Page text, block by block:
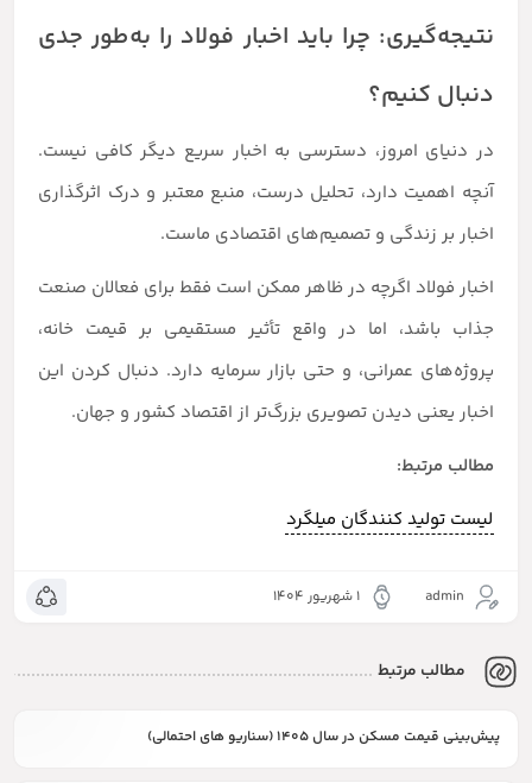
نتیجه‌گیری: چرا باید اخبار فولاد را به‌طور جدی
دنبال کنیم؟
در دنیای امروز، دسترسی به اخبار سریع دیگر کافی نیست.
آنچه اهمیت دارد، تحلیل درست، منبع معتبر و درک اثرگذاری
اخبار بر زندگی و تصمیم‌های اقتصادی ماست.
اخبار فولاد اگرچه در ظاهر ممکن است فقط برای فعالان صنعت
جذاب باشد، اما در واقع تأثیر مستقیمی بر قیمت‌ خانه،
پروژه‌های عمرانی، و حتی بازار سرمایه دارد. دنبال کردن این
اخبار یعنی دیدن تصویری بزرگ‌تر از اقتصاد کشور و جهان.
مطالب مرتبط:
لیست تولید کنندگان میلگرد
admin ۱ شهریور ۱۴۰۴
مطالب مرتبط
پیش‌بینی قیمت مسکن در سال ۱۴۰۵ (سناریو های احتمالی)